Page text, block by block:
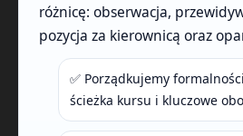
różnicę: obserwacja,
pozycja za kierownicą oraz
✅ Porządkujemy
ścieżka kursu i kluczowe